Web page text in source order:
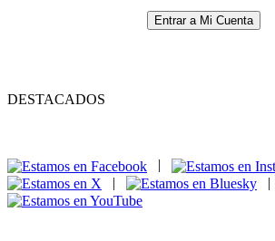
Entrar a Mi Cuenta
DESTACADOS
|
|
|